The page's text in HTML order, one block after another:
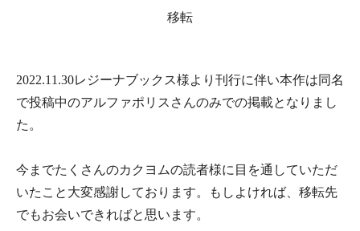
移転
2022.11.30レジーナブックス様より刊行に伴い本作は同名
で投稿中のアルファポリスさんのみでの掲載となりまし
た。
今までたくさんのカクヨムの読者様に目を通していただ
いたこと大変感謝しております。もしよければ、移転先
でもお会いできればと思います。